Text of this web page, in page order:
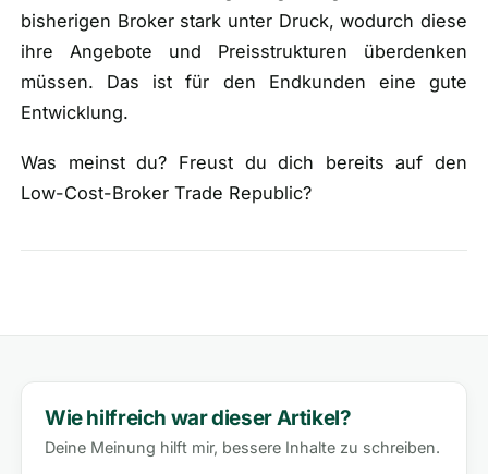
bisherigen Broker stark unter Druck, wodurch diese
ihre Angebote und Preisstrukturen überdenken
müssen. Das ist für den Endkunden eine gute
Entwicklung.
Was meinst du? Freust du dich bereits auf den
Low-Cost-Broker Trade Republic?
Wie hilfreich war dieser Artikel?
Deine Meinung hilft mir, bessere Inhalte zu schreiben.